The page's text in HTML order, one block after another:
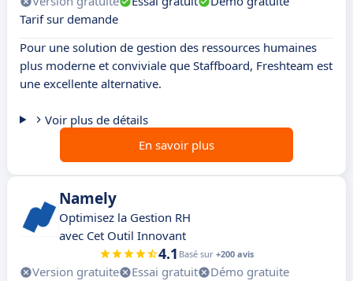
Tarif sur demande
Pour une solution de gestion des ressources humaines
plus moderne et conviviale que Staffboard, Freshteam est
une excellente alternative.
Voir plus de détails
En savoir plus
Namely
Optimisez la Gestion RH
avec Cet Outil Innovant
4.1 Basé sur +200 avis
Version gratuite Essai gratuit
Démo gratuite